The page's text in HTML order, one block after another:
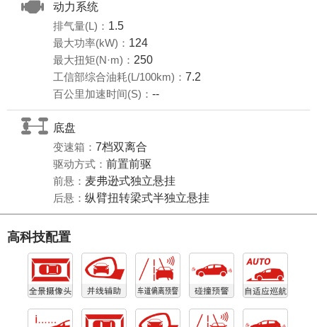
动力系统
排气量(L)： 1.5
最大功率(kW)： 124
最大扭矩(N·m)： 250
工信部综合油耗(L/100km)： 7.2
百公里加速时间(S)： --
底盘
变速箱： 7档双离合
驱动方式： 前置前驱
前悬： 麦弗逊式独立悬挂
后悬： 纵臂扭转梁式半独立悬挂
高科技配置